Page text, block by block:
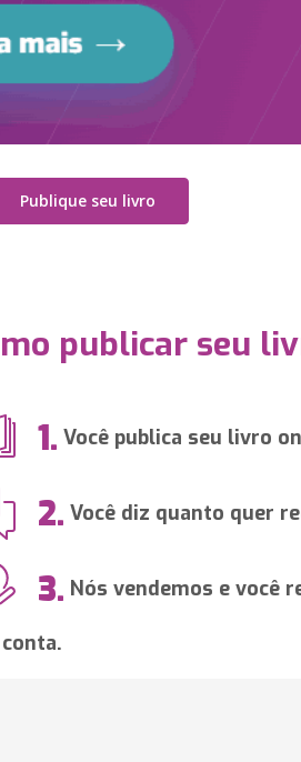
Publique seu livro
publicar seu
1. Você publica seu livro
2. Você diz quanto quer
3. Nós vendemos e você